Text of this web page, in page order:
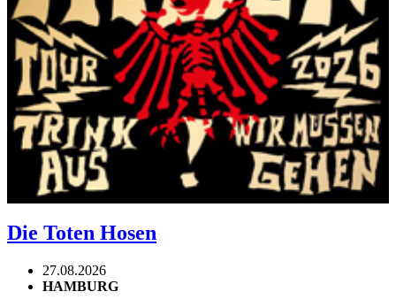
Die Toten Hosen
27.08.2026
HAMBURG